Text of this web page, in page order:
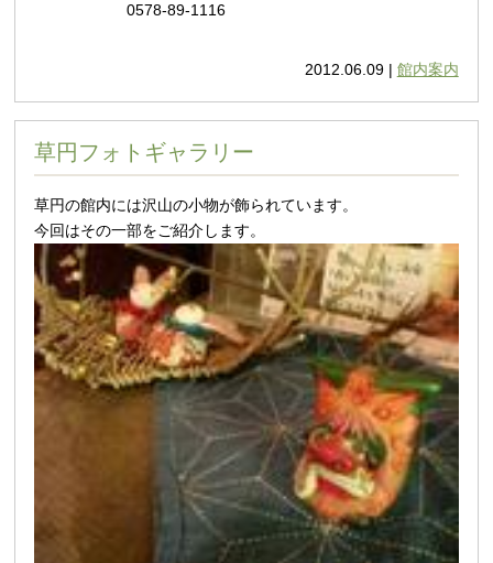
0578-89-1116
2012.06.09 | 館内案内
草円フォトギャラリー
草円の館内には沢山の小物が飾られています。
今回はその一部をご紹介します。